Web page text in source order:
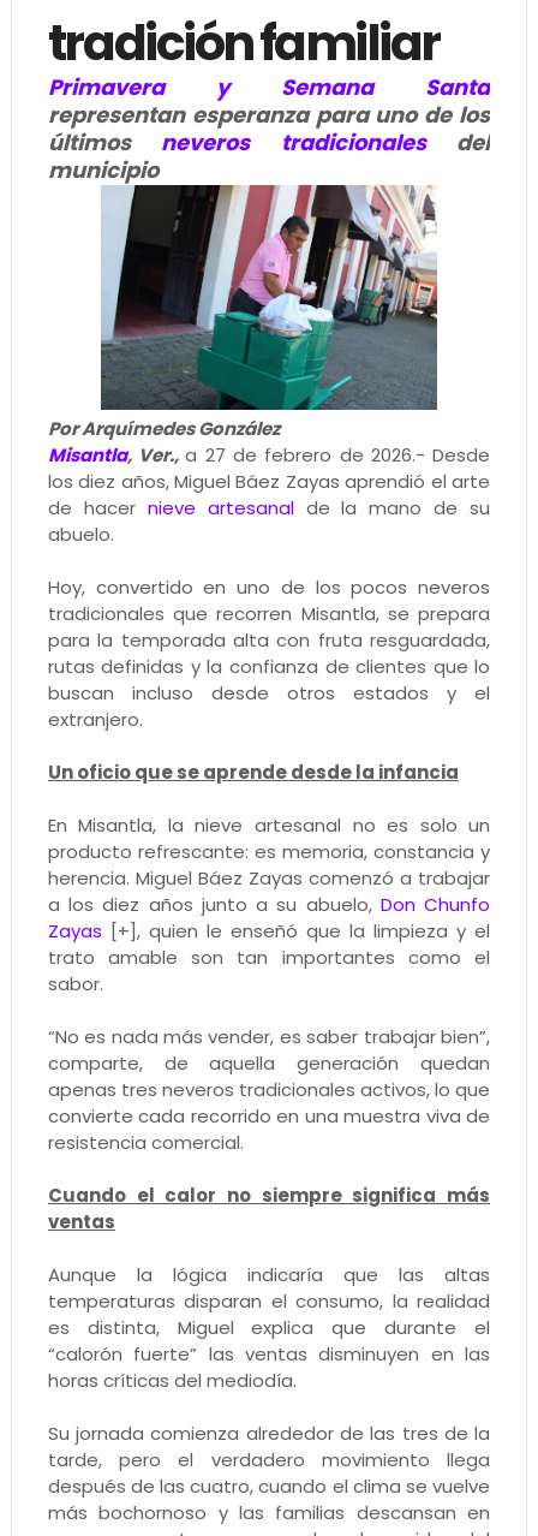
tradición familiar
Primavera y Semana Santa
representan esperanza para uno de los
últimos neveros tradicionalesdel
municipio
Por Arquímedes González
Misantla, Ver.,a 27 de febrero de 2026.- Desde
los diez años, Miguel Báez Zayas aprendió el arte
de hacer nieve artesanalde la mano de su
abuelo.
Hoy, convertido en uno de los pocos neveros
tradicionales que recorren Misantla, se prepara
para la temporada alta con fruta resguardada,
rutas definidas y la confianza de clientes que lo
buscan incluso desde otros estados y el
extranjero.
Un oficio que se aprende desde la infancia
En Misantla, la nieve artesanal no es solo un
producto refrescante: es memoria, constancia y
herencia. Miguel Báez Zayas comenzó a trabajar
a los diez años junto a su abuelo, Don Chunfo
Zayas [+], quien le enseñó que la limpieza y el
trato amable son tan importantes como el
sabor.
“No es nada más vender, es saber trabajar bien”,
comparte, de aquella generación quedan
apenas tres neveros tradicionales activos, lo que
convierte cada recorrido en una muestra viva de
resistencia comercial.
Cuando el calor no siempre significa más
ventas
Aunque la lógica indicaría que las altas
temperaturas disparan el consumo, la realidad
es distinta, Miguel explica que durante el
“calorón fuerte” las ventas disminuyen en las
horas críticas del mediodía.
Su jornada comienza alrededor de las tres de la
tarde, pero el verdadero movimiento llega
después de las cuatro, cuando el clima se vuelve
más bochornoso y las familias descansan en